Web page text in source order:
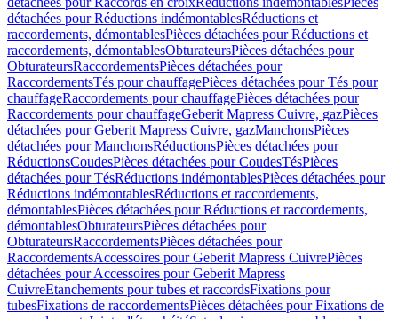
détachées pour Réductions indémontablesRéductions et
raccordements, démontablesPièces détachées pour Réductions et
raccordements, démontablesObturateursPièces détachées pour
ObturateursRaccordementsPièces détachées pour
RaccordementsTés pour chauffagePièces détachées pour Tés pour
chauffageRaccordements pour chauffagePièces détachées pour
Raccordements pour chauffageGeberit Mapress Cuivre, gazPièces
détachées pour Geberit Mapress Cuivre, gazManchonsPièces
détachées pour ManchonsRéductionsPièces détachées pour
RéductionsCoudesPièces détachées pour CoudesTésPièces
détachées pour TésRéductions indémontablesPièces détachées pour
Réductions indémontablesRéductions et raccordements,
démontablesPièces détachées pour Réductions et raccordements,
démontablesObturateursPièces détachées pour
ObturateursRaccordementsPièces détachées pour
RaccordementsAccessoires pour Geberit Mapress CuivrePièces
détachées pour Accessoires pour Geberit Mapress
CuivreEtanchements pour tubes et raccordsFixations pour
tubesFixations de raccordementsPièces détachées pour Fixations de